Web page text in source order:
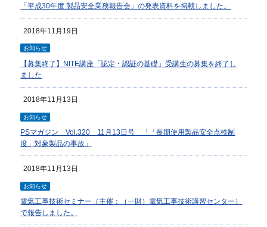
「平成30年度 製品安全業務報告会」の発表資料を掲載しました。
2018年11月19日
お知らせ
【募集終了】NITE講座「認定・認証の基礎」受講生の募集を終了し
ました
2018年11月13日
お知らせ
PSマガジン Vol.320 11月13日号 「「長期使用製品安全点検制
度」対象製品の事故」
2018年11月13日
お知らせ
電気工事技術セミナー（主催：（一財）電気工事技術講習センター）
で報告しました。